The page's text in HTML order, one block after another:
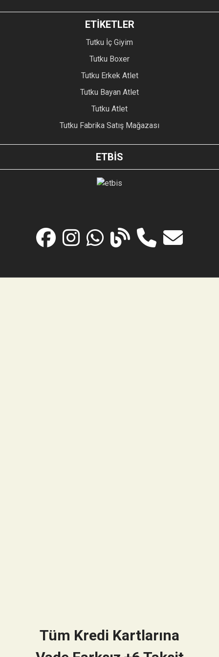
ETİKETLER
Tutku İç Giyim
Tutku Boxer
Tutku Erkek Atlet
Tutku Bayan Atlet
Tutku Atlet
Tutku Fabrika Satış Mağazası
ETBİS
Tüm Kredi Kartlarına